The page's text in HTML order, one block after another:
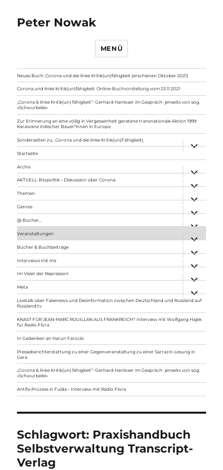
Peter Nowak
MENÜ
Neues Buch: Corona und die linke Kritik(un)fähigkeit (erschienen Oktober 2021)
Corona und linke Kritik(un)fähigkeit. Online-Buchvorstellung vom 23.11.2021
„Corona & linke Kritik(un) fähigkeit“- Gerhard Hanloser im Gespräch- jenseits von sog.
»Schwurbelei«
Zur Erinnerung an eine völlig in Vergessenheit geratene transnationale Aktion 1999:
Karawane indischer Bauer*innen in Europa
Sonderseiten zu…Corona und die linke Kritik(un)Fähigkeit).
anzeigen
Startseite
Archiv
anzeigen
AKTUELL: Biopolitik – Diskussion über Corona
anzeigen
Themen
anzeigen
Genres
anzeigen
@ Bücher…
Veranstaltungen
anzeigen
Bücher & Buchbeiträge
anzeigen
Interviews mit mir
anzeigen
Im Visier der Repression
anzeigen
Meta
anzeigen
Livetalk über Fakenews und Desinformation zwischen Deutschland und Russland auf
Russland.tv
KNAST FÜR JEAN-MARC ROUILLAN AUS FRANKREICH? Interview mit Wolfgang Hajek
für Radio Flora
In Gedenken an Harun Farocki
Presseberichterstattung zu einer Gegenveranstaltung zu einer Sarrazin-Lesung in
Gera
„Corona & linke Kritik(un) fähigkeit“- Gerhard Hanloser im Gespräch- jenseits von sog.
»Schwurbelei«
Antifa-Prozess in Fulda – Interview mit Radio Flora
Schlagwort: Praxishandbuch
Selbstverwaltung Transcript-
Verlag